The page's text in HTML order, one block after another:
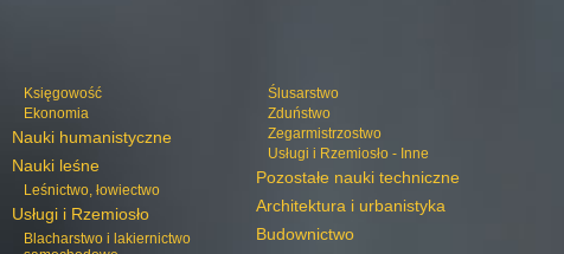
Księgowość
Ekonomia
Nauki humanistyczne
Nauki leśne
Leśnictwo, łowiectwo
Usługi i Rzemiosło
Blacharstwo i lakiernictwo
Ślusarstwo
Zduństwo
Zegarmistrzostwo
Usługi i Rzemiosło - Inne
Pozostałe nauki techniczne
Architektura i urbanistyka
Budownictwo